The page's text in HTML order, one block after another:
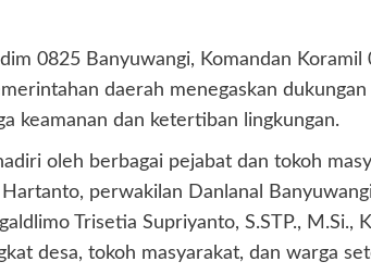
0825 Banyuwangi, Komandan
daerah menegaskan
keamanan dan ketertiban lingkungan.
oleh berbagai pejabat dan tokoh
perwakilan Danlanal
Trisetia Supriyanto, S.STP., M.Si.,
desa, tokoh masyarakat, dan warga